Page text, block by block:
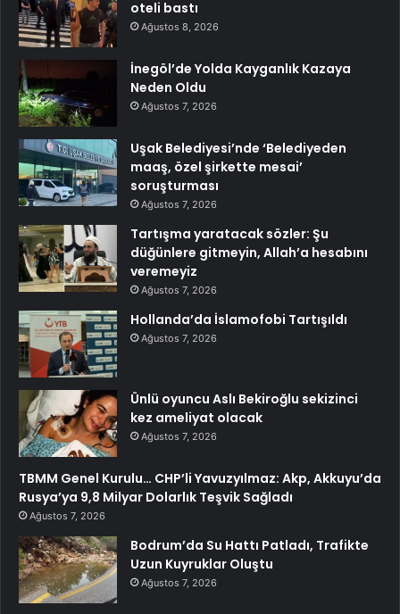
oteli bastı
Ağustos 8, 2026
İnegöl’de Yolda Kayganlık Kazaya
Neden Oldu
Ağustos 7, 2026
Uşak Belediyesi’nde ‘Belediyeden
maaş, özel şirkette mesai’
soruşturması
Ağustos 7, 2026
Tartışma yaratacak sözler: Şu
düğünlere gitmeyin, Allah’a hesabını
veremeyiz
Ağustos 7, 2026
Hollanda’da İslamofobi Tartışıldı
Ağustos 7, 2026
Ünlü oyuncu Aslı Bekiroğlu sekizinci
kez ameliyat olacak
Ağustos 7, 2026
TBMM Genel Kurulu… CHP’li Yavuzyılmaz: Akp, Akkuyu’da
Rusya’ya 9,8 Milyar Dolarlık Teşvik Sağladı
Ağustos 7, 2026
Bodrum’da Su Hattı Patladı, Trafikte
Uzun Kuyruklar Oluştu
Ağustos 7, 2026